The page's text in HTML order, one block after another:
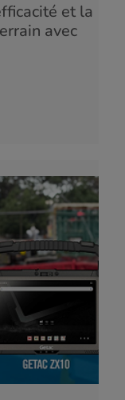
et la
avec